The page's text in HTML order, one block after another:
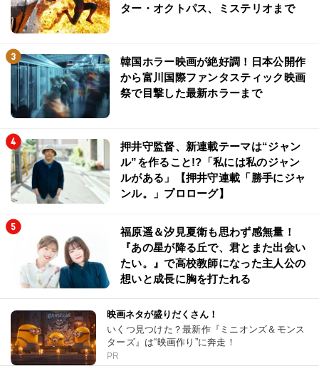
ター・オクトパス、ミステリオまで
韓国ホラー映画が絶好調！日本公開作
から富川国際ファンタスティック映画
祭で目撃した最新ホラーまで
押井守監督、新連載テーマは“ジャン
ル”を作ること!?「私には私のジャン
ルがある」【押井守連載「勝手にジャ
ンル。」プロローグ】
福原遥＆汐見夏衛も思わず感無量！
『あの星が降る丘で、君とまた出会い
たい。』で高校教師になった主人公の
想いと成長に胸を打たれる
映画ネタが盛りだくさん！
いくつ見つけた？最新作『ミニオンズ＆モンス
ターズ』は“映画作り”に奔走！
PR